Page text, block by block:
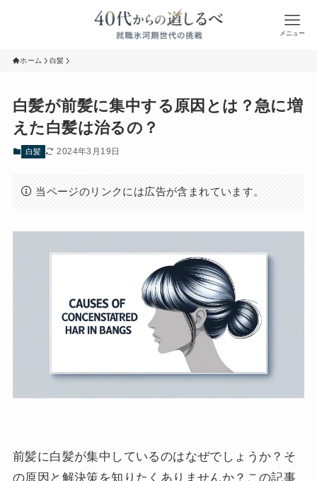
メニュー
ホーム 白髪
白髪が前髪に集中する原因とは？急に増
えた白髪は治るの？
白髪 2024年3月19日
当ページのリンクには広告が含まれています。
前髪に白髪が集中しているのはなぜでしょうか？そ
の原因と解決策を知りたくありませんか？この記事